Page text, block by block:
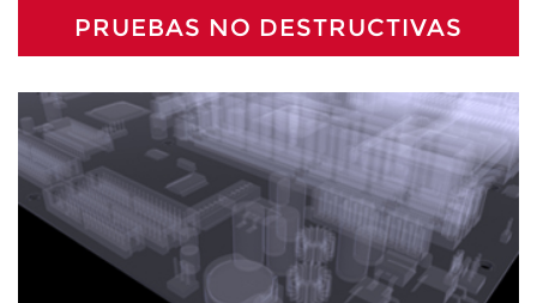
PRUEBAS NO DESTRUCTIVAS